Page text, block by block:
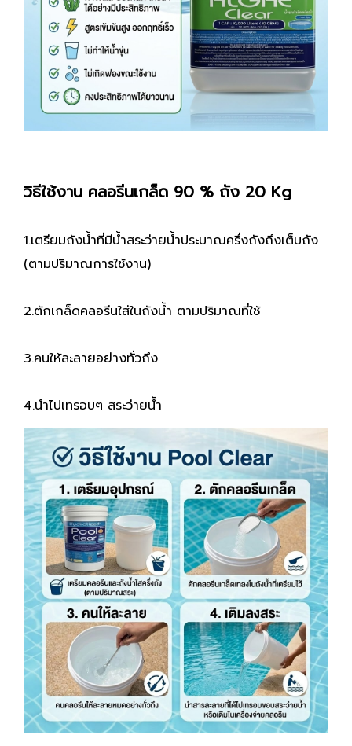
วิธีใช้งาน คลอรีนเกล็ด 90 % ถัง 20 Kg
1.เตรียมถังน้ำที่มีน้ำสระว่ายน้ำประมาณครึ่งถังถึงเต็มถัง
(ตามปริมาณการใช้งาน)
2.ตักเกล็ดคลอรีนใส่ในถังน้ำ ตามปริมาณที่ใช้
3.คนให้ละลายอย่างทั่วถึง
4.นำไปเทรอบๆ สระว่ายน้ำ